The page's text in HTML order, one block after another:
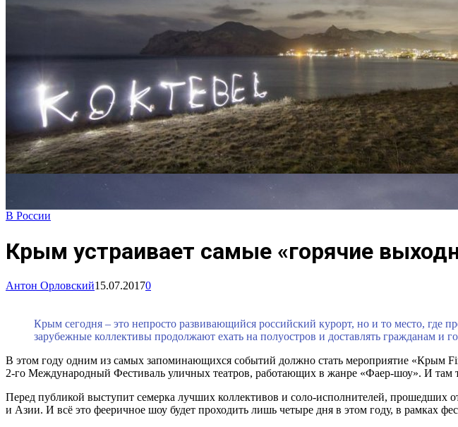
В России
Крым устраивает самые «горячие
Антон Орловский15.07.20170
Крым сегодня – это непросто развивающийся российский курорт, но и то место, где
зарубежные коллективы продолжают ехать на полуостров и доставлять гражданам и
В этом году одним из самых запоминающихся событий должно стать мероприятие «Крым
2-го Международный Фестиваль уличных театров, работающих в жанре «Фаер-шоу». И там
Перед публикой выступит семерка лучших коллективов и соло-исполнителей, прошедших
и Азии. И всё это фееричное шоу будет проходить лишь четыре дня в этом году, в рамках